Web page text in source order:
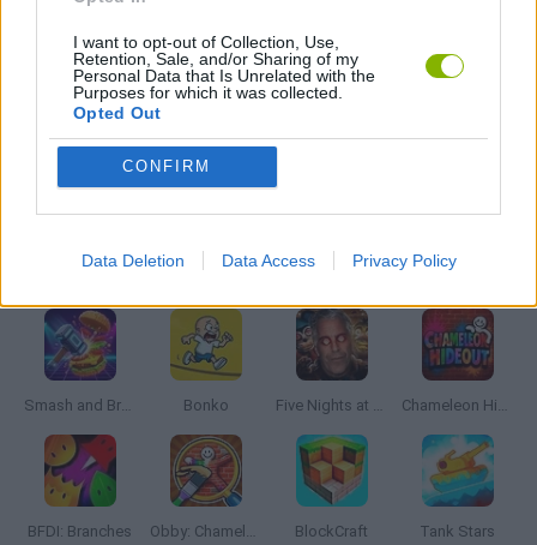
I want to opt-out of Collection, Use,
Retention, Sale, and/or Sharing of my
Personal Data that Is Unrelated with the
Purposes for which it was collected.
Opted Out
CONFIRM
Data Deletion Data Access Privacy Policy
JOGOS DE MINECRAFT
JOGOS COM VIDEO GUIAS
Mais recentes Jogos de Ação VER TODOS
Smash and Break Bonko Five Nights at Epstein's Chameleon Hideout
BFDI: Branches Obby: Chameleon: Paint & Hide BlockCraft Tank Stars